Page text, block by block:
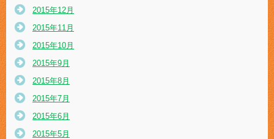
2015年12月
2015年11月
2015年10月
2015年9月
2015年8月
2015年7月
2015年6月
2015年5月